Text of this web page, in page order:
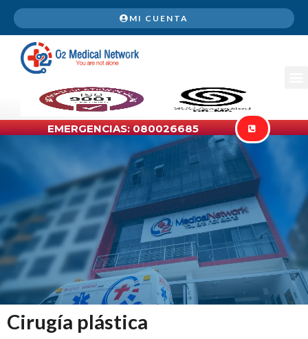
MI CUENTA
EMERGENCIAS: 080026685
Cirugía plástica